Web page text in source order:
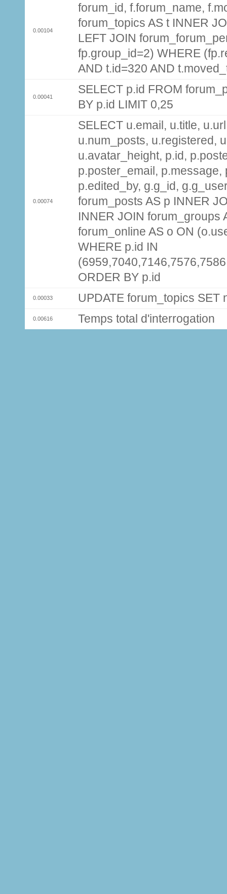
0.00104
forum_id, f.forum_name,
forum_topics AS t INNER
LEFT JOIN
fp.group_id=2) WHERE
AND t.id=320 AND
0.00041
SELECT p.id FROM
BY p.id LIMIT 0,25
0.00074
SELECT u.email, u.title,
u.num_posts, u.registered,
u.avatar_height, p.id,
p.poster_email,
p.edited_by, g.g_id,
forum_posts AS p INNER
INNER JOIN forum_groups
forum_online AS o ON
WHERE p.id IN
ORDER BY p.id
0.00033 UPDATE forum_topics
0.00616 Temps total d'interrogation